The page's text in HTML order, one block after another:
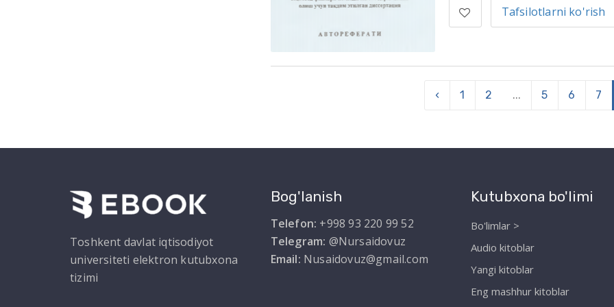
Tafsilotlarni ko'rish
‹ 1 2 ... 5 6 7
Toshkent davlat iqtisodiyot
universiteti elektron kutubxona
tizimi
Bog'lanish
Telefon: +998 93 220 99 52
Telegram: @Nursaidovuz
Email: Nusaidovuz@gmail.com
Kutubxona bo'limi
Bo'limlar >
Audio kitoblar
Yangi kitoblar
Eng mashhur kitoblar